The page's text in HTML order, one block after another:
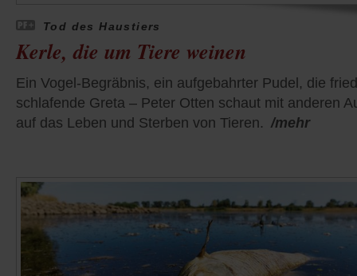
Tod des Haustiers
Kerle, die um Tiere weinen
Ein Vogel-Begräbnis, ein aufgebahrter Pudel, die
schlafende Greta – Peter Otten schaut mit anderen
auf das Leben und Sterben von Tieren. /mehr